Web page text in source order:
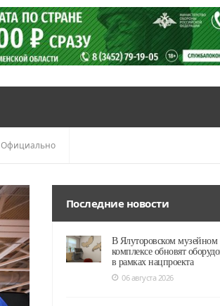
Официально
Последние новости
В Ялуторовском музейном
комплексе обновят
в рамках нацпроекта
06 августа 2026